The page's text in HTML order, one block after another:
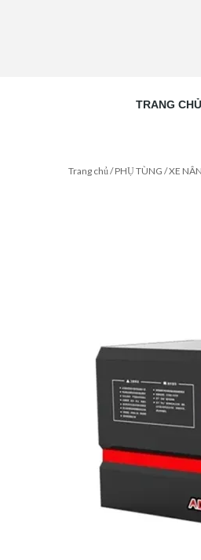
TRANG CHỦ
Trang chủ/PHỤ TÙNG /XE